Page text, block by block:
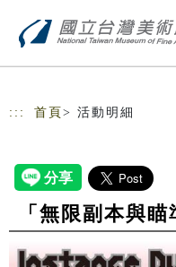
::: 首頁 > 活動明細
「無限副本與